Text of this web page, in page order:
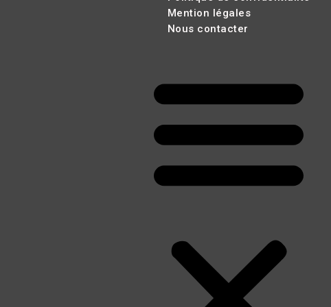
Mention légales
Nous contacter